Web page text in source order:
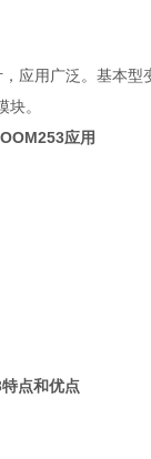
应用广泛。基本
。
应用
点和优点